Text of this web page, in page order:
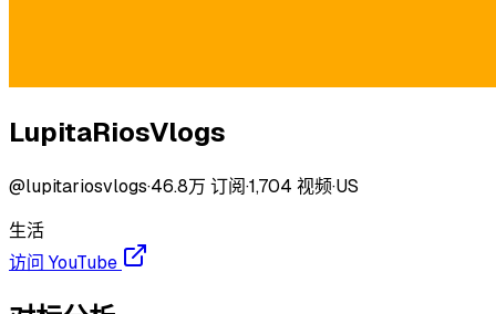
LupitaRiosVlogs
@lupitariosvlogs·46.8万 订阅·1,704 视频·US
生活
访问 YouTube